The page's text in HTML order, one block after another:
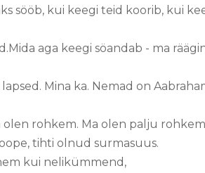
sööb, kui keegi teid koorib, kui
aga keegi söandab - ma
Mina ka. Nemad on
rohkem. Ma olen palju
tihti olnud surmasuus.
kui nelikümmend,